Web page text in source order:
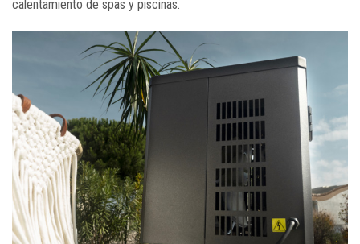
calentamiento de spas y piscinas.